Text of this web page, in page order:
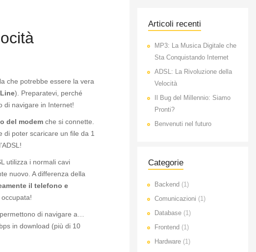
che potrebbe essere la vera
). Preparatevi, perché
di navigare in Internet!
del modemche si connette.
di poter scaricare un file da 1
utilizza i normali cavi
nuovo. A differenza della
il telefono e
di navigare a…
in download (più di 10
Articoli recenti
MP3: La Musica Digitale che
Sta Conquistando Internet
ADSL: La Rivoluzione della
Velocità
Il Bug del Millennio: Siamo
Pronti?
Benvenuti nel futuro
Categorie
Backend (1)
Comunicazioni (1)
Database(1)
Frontend (1)
Hardware(1)